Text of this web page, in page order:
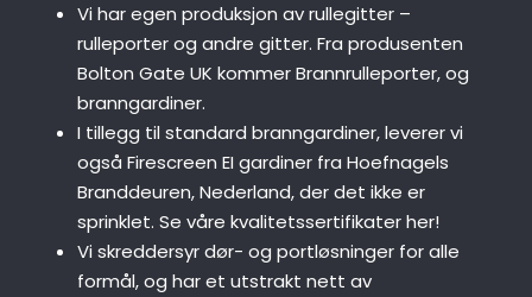
Vi har egen produksjon av rullegitter –
rulleporter og andre gitter. Fra produsenten
Bolton Gate UK kommer Brannrulleporter, og
branngardiner.
I tillegg til standard branngardiner, leverer vi
også Firescreen EI gardiner fra Hoefnagels
Branddeuren, Nederland, der det ikke er
sprinklet. Se våre kvalitetssertifikater her!
Vi skreddersyr dør- og portløsninger for alle
formål, og har et utstrakt nett av